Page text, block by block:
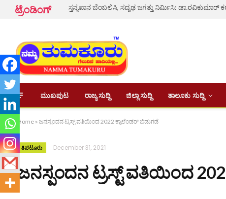
ಟ್ರೆಂಡಿಂಗ್ ಸ್ತನ್ಯಪಾನ ಬೆಂಬಲಿಸಿ, ಸದೃಢ ಜಗತ್ತು ನಿರ್ಮಿಸಿ: ಡಾ.ರವಿಕುಮಾರ್
ಮುಖಪುಟ ರಾಜ್ಯ ಸುದ್ದಿ ಜಿಲ್ಲಾ ಸುದ್ದಿ ತಾಲೂಕು ಸುದ್ದಿ
Home » ಜನಸ್ಪಂದನ ಟ್ರಸ್ಟ್ ವತಿಯಿಂದ 2022 ಕ್ಯಾಲೆಂಡರ್ ಬಿಡುಗಡೆ
ತಿಪಟೂರು December 31, 2021
ಜನಸ್ಪಂದನ ಟ್ರಸ್ಟ್ ವತಿಯಿಂದ